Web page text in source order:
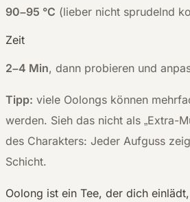
90–95 °C (lieber nicht sprudelnd
Zeit
2–4 Min, dann probieren und
Tipp: viele Oolongs können
werden. Sieh das nicht als „Extra-
des Charakters: Jeder Aufguss
Schicht.
Oolong ist ein Tee, der dich